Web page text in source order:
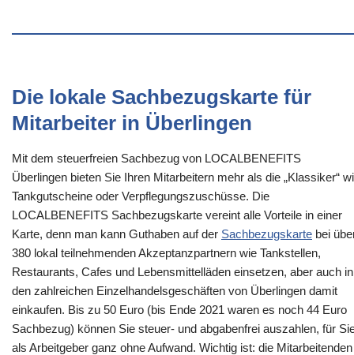
Die lokale Sachbezugskarte für
Mitarbeiter in Überlingen
Mit dem steuerfreien Sachbezug von LOCALBENEFITS
Überlingen bieten Sie Ihren Mitarbeitern mehr als die „Klassiker“
Tankgutscheine oder Verpflegungszuschüsse. Die
LOCALBENEFITS Sachbezugskarte vereint alle Vorteile in einer
Karte, denn man kann Guthaben auf der Sachbezugskarte bei
380 lokal teilnehmenden Akzeptanzpartnern wie Tankstellen,
Restaurants, Cafes und Lebensmittelläden einsetzen, aber auch in
den zahlreichen Einzelhandelsgeschäften von Überlingen damit
einkaufen. Bis zu 50 Euro (bis Ende 2021 waren es noch 44 Euro
Sachbezug) können Sie steuer- und abgabenfrei auszahlen, für
als Arbeitgeber ganz ohne Aufwand. Wichtig ist: die Mitarbeitenden